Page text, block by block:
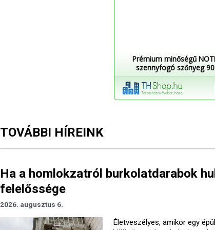
Prémium minőségű
szennyfogó szőnyeg
TOVÁBBI HÍREINK
Ha a homlokzatról burkolatdarabok
felelőssége
2026. augusztus 6.
Életveszélyes, amikor egy